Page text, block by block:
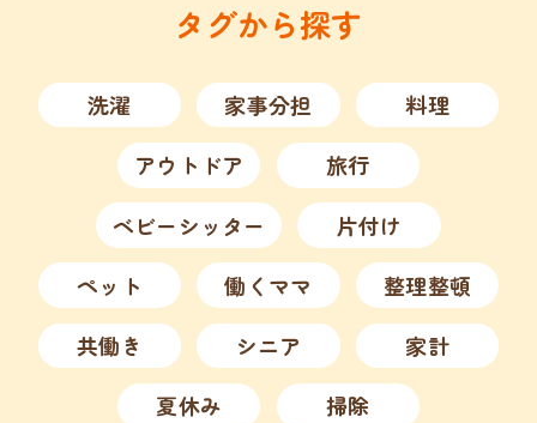
タグから探す
洗濯 家事分担
料理
アウトドア
旅行
ベビーシッター
片付け
ペット
働くママ
整理整頓
共働き
シニア
家計
夏休み
掃除